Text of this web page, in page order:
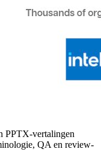
PPTX-vertalingen
QA en review-